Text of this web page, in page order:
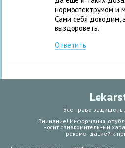
нормоспектрумом и
Сами себя доводим,
выздороветь.
Ответить
Все права
Внимание! Информация,
носит ознакомительный
рекомендацией к